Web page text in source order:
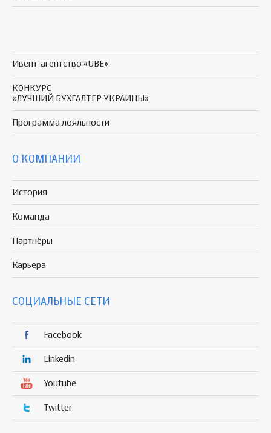
Ивент-агентство «UBE»
КОНКУРС
«ЛУЧШИЙ БУХГАЛТЕР УКРАИНЫ»
Программа лояльности
О КОМПАНИИ
История
Команда
Партнёры
Карьера
СОЦИАЛЬНЫЕ СЕТИ
Facebook
Linkedin
Youtube
Twitter